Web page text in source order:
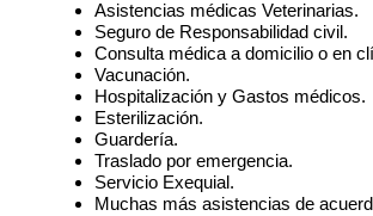
Asistencias médicas Veterinarias.
Seguro de Responsabilidad civil.
Consulta médica a domicilio o en
Vacunación.
Hospitalización y Gastos médicos.
Esterilización.
Guardería.
Traslado por emergencia.
Servicio Exequial.
Muchas más asistencias de